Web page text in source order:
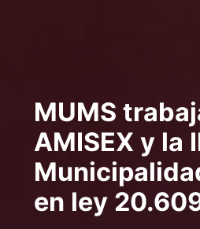
MUMS
AMISEX y la
en ley